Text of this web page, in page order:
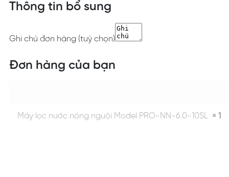
Thông tin bổ sung
Ghi chú đơn hàng (tuỳ chọn)
Đơn hàng của bạn
Máy lọc nước nóng nguội Model PRO-NN-6.0-10SL × 1